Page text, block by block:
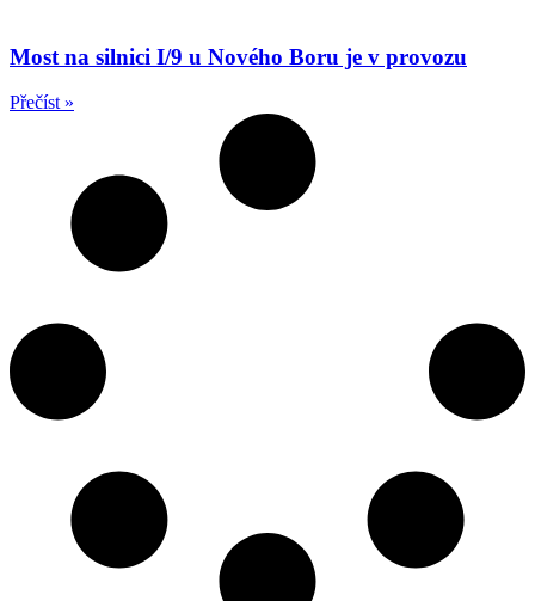
Most na silnici I/9 u Nového Boru je v provozu
Přečíst »